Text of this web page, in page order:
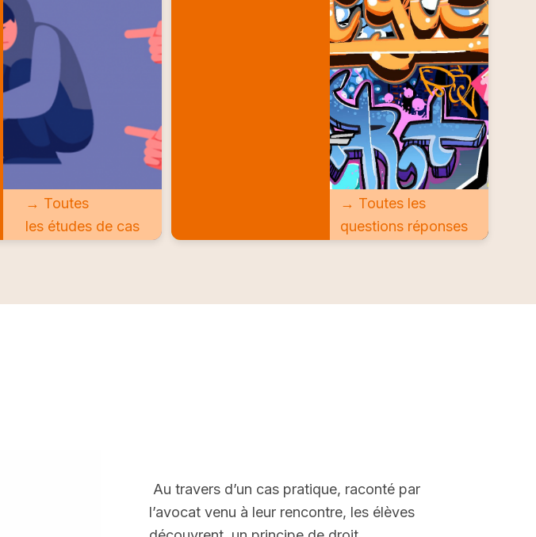
→ Toutes
les études de cas
→ Toutes les
questions réponses
Au travers d’un cas pratique, raconté par
l’avocat venu à leur rencontre, les élèves